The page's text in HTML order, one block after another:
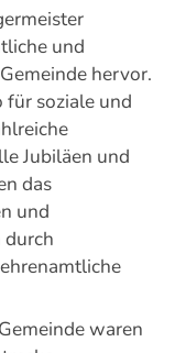
und
hervor.
soziale und
Jubiläen und
das
und
waren